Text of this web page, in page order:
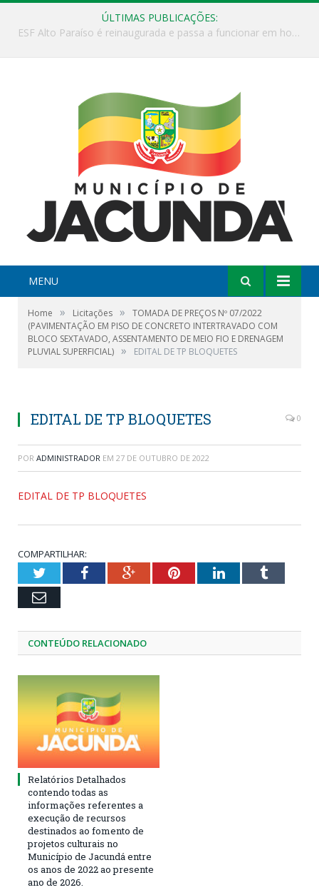
ÚLTIMAS PUBLICAÇÕES:
ESF Alto Paraíso é reinaugurada e passa a funcionar em horário estendido
MENU
Home » Licitações »
TOMADA DE PREÇOS Nº 07/2022
(PAVIMENTAÇÃO EM PISO DE CONCRETO INTERTRAVADO COM
BLOCO SEXTAVADO, ASSENTAMENTO DE MEIO FIO E DRENAGEM
PLUVIAL SUPERFICIAL) » EDITAL DE TP BLOQUETES
EDITAL DE TP BLOQUETES 0
POR ADMINISTRADOR EM 27 DE OUTUBRO DE 2022
EDITAL DE TP BLOQUETES
COMPARTILHAR:
TwitterFacebookGoogle+PinterestLinkedInTumblr
Email
CONTEÚDO RELACIONADO
Relatórios Detalhados
contendo todas as
informações referentes a
execução de recursos
destinados ao fomento de
projetos culturais no
Município de Jacundá entre
os anos de 2022 ao presente
ano de 2026.